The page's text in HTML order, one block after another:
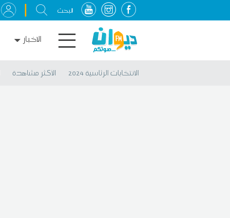
الاخبار
الانتخابات الرئاسية 2024 الأكثر مشاهدة